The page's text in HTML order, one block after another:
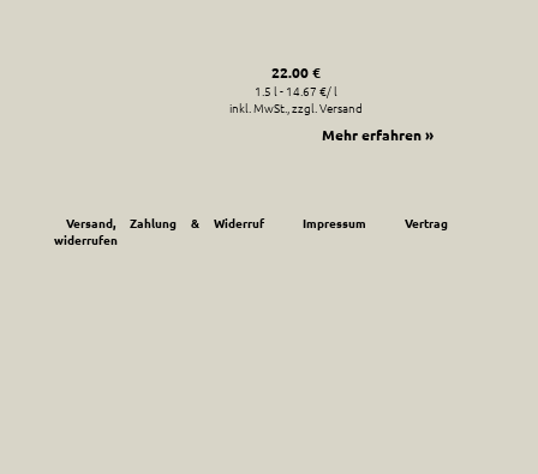
22.00 €
1.5 l - 14.67 €/ l
inkl. MwSt., zzgl. Versand
Mehr erfahren »
Versand, Zahlung & Widerruf Impressum
Vertrag
widerrufen